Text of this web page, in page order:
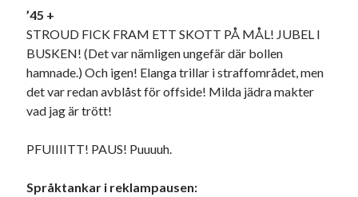
’45 +
STROUD FICK FRAM ETT SKOTT PÅ MÅL! JUBEL I
BUSKEN! (Det var nämligen ungefär där bollen
hamnade.) Och igen! Elanga trillar i straffområdet, men
det var redan avblåst för offside! Milda jädra makter
vad jag är trött!
PFUIIIITT! PAUS! Puuuuh.
Språktankar i reklampausen: